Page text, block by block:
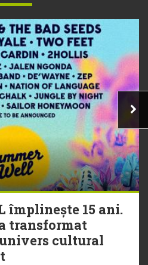
împlinește 15 ani.
transformat
cultural